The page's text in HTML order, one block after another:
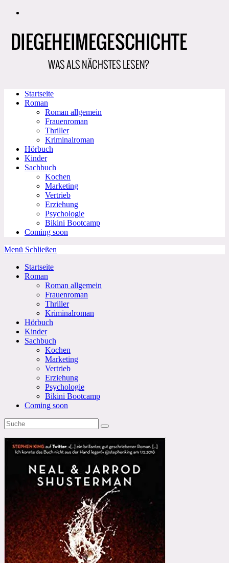
Zum
Startseite
Roman
Roman allgemein
Frauenroman
Thriller
Kriminalroman
Hörbuch
Kinder
Sachbuch
Kochen
Marketing
Vertrieb
Erziehung
Psychologie
Bikini Bootcamp
Coming soon
Menü Schließen
Startseite
Roman
Roman allgemein
Frauenroman
Thriller
Kriminalroman
Hörbuch
Kinder
Sachbuch
Kochen
Marketing
Vertrieb
Erziehung
Psychologie
Bikini Bootcamp
Coming soon